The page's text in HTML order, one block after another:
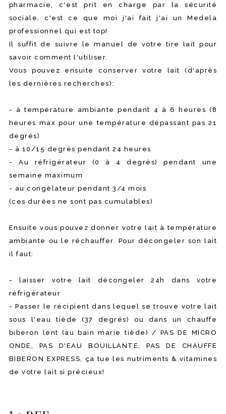
pharmacie, c'est prit en charge par la sécurité
sociale, c'est ce que moi j'ai fait j'ai un Medela
professionnel qui est top!
Il suffit de suivre le manuel de votre tire lait pour
savoir comment l'utiliser.
Vous pouvez ensuite conserver votre lait (d'après
les dernières recherches):
- à température ambiante pendant 4 à 6 heures (8
heures max pour une température dépassant pas 21
degrés)
- à 10/15 degrés pendant 24 heures
- Au réfrigérateur (0 à 4 degrés) pendant une
semaine maximum
- au congélateur pendant 3/4 mois
(ces durées ne sont pas cumulables)
Ensuite vous pouvez donner votre lait à température
ambiante ou le réchauffer. Pour décongeler son lait
il faut:
- laisser votre lait décongeler 24h dans votre
réfrigérateur
- Passer le récipient dans lequel se trouve votre lait
sous l'eau tiède (37 degrés) ou dans un chauffe
biberon lent (au bain marie tiède) / PAS DE MICRO
ONDE, PAS D'EAU BOUILLANTE, PAS DE CHAUFFE
BIBERON EXPRESS, ça tue les nutriments & vitamines
de votre lait si précieux!